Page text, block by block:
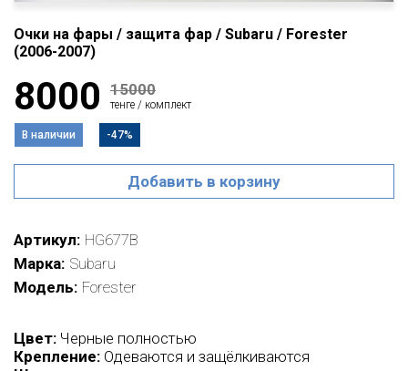
Очки на фары / защита фар / Subaru / Forester
(2006-2007)
8000 15000
тенге / комплект
В наличии -47%
Добавить в корзину
Артикул HG677B
Марка Subaru
Модель Forester
Цвет: Черные полностью
Крепление: Одеваются и защёлкиваются